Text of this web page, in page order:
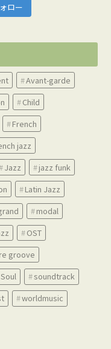
ロー
Avant-garde
Child
French
jazz
Jazz
jazz funk
Latin Jazz
modal
OST
groove
Soul
soundtrack
worldmusic